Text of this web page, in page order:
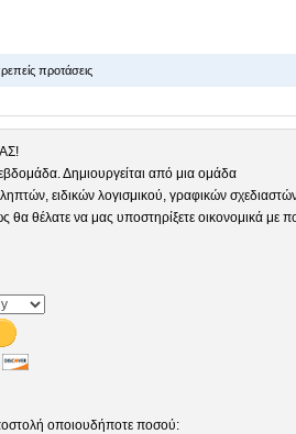
προτάσεις
Δημιουργείται από μια ομάδα
ειδικών λογισμικού, γραφικών
θα θέλατε να μας υποστηρίξετε οικονομικά με
οποιουδήποτε ποσού: